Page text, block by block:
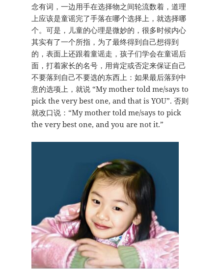
念有词，一边用手在选择物之间轮流数着，道理
上应该是童谣完了手落在哪个选择上，就选择哪
个。可是，儿童的心理是微妙的，很多时候内心
其实有了一个所指，为了最终得到自己想得到
的，表面上还跟着童谣走，孩子们学会在童谣后
面，打着家长的名号，用肯定或否定来保证自己
不要落到自己不要选的东西上：如果最后落到中
意的选项上，就说 “My mother told me/says to
pick the very best one, and that is YOU”. 否则
就改口说：“My mother told me/says to pick
the very best one, and you are not it.”